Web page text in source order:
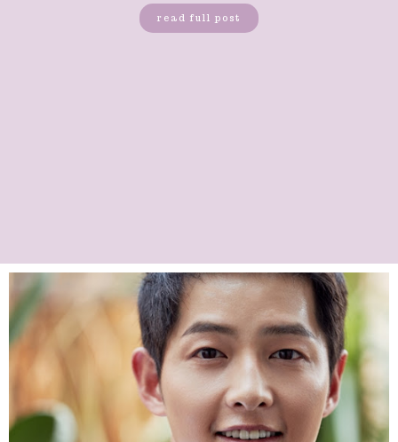
read full post